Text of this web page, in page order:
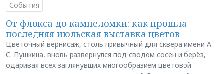
События
От флокса до камнеломки: как прошла
последняя июльская выставка цветов
Цветочный вернисаж, столь привычный для сквера имени А.
С. Пушкина, вновь развернулся под сводом сосен и берёз,
одаривая всех заглянувших многообразием цветовой